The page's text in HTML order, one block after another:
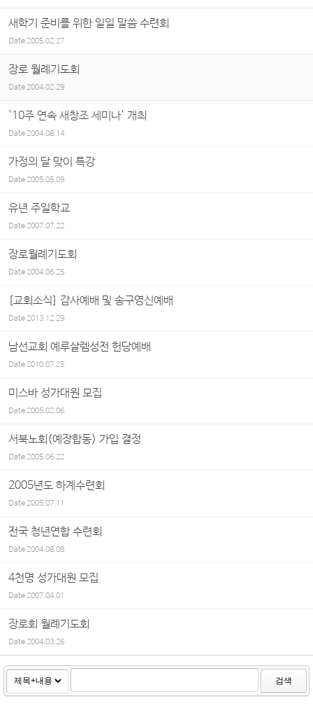
새학기 준비를 위한 일일 말씀 수련회
Date2005.02.27
장로 월례기도회
Date 2004.02.29
'10주 연속 새창조 세미나' 개최
Date2004.08.14
가정의 달 맞이 특강
Date2005.05.09
유년 주일학교
Date2007.07.22
장로월례기도회
Date2004.06.25
[교회소식] 감사예배 및 송구영신예배
Date2013.12.29
남선교회 예루살렘성전 헌당예배
Date2010.07.25
미스바 성가대원 모집
Date2005.02.06
서북노회(예장합동) 가입 결정
Date2005.06.22
2005년도 하계수련회
Date2005.07.11
전국 청년연합 수련회
Date2004.08.08
4천명 성가대원 모집
Date2007.04.01
장로회 월례기도회
Date2004.03.26
검색